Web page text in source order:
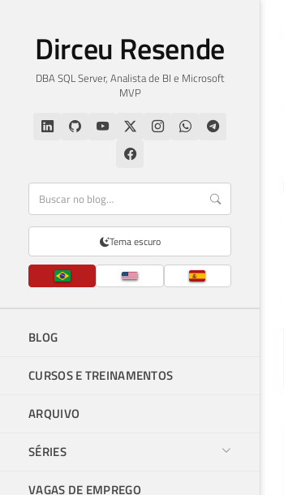
Dirceu Resende
DBA SQL Server, Analista de BI e Microsoft
MVP
Tema escuro
BLOG
CURSOS E TREINAMENTOS
ARQUIVO
SÉRIES
VAGAS DE EMPREGO